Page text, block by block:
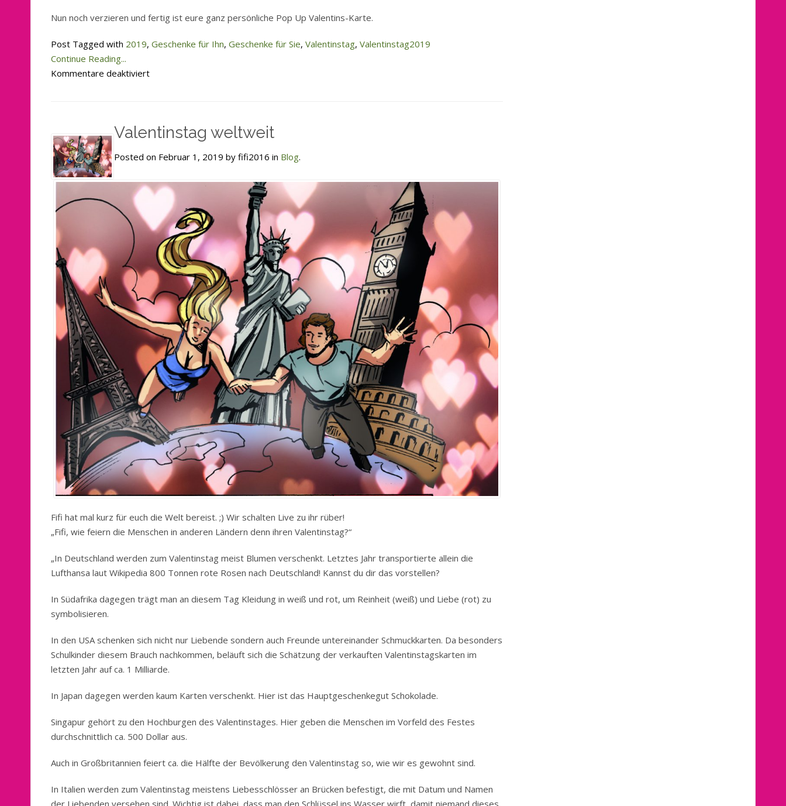
Nun noch verzieren und fertig ist eure ganz persönliche Pop Up Valentins-Karte.
Post Tagged with 2019, Geschenke für Ihn, Geschenke für Sie, Valentinstag, Valentinstag2019
Continue Reading...
Kommentare deaktiviertfür
Pop-
Karte
Valentinstag weltweit
Posted on Februar 1, 2019 by fifi2016 in Blog.
Fifi hat mal kurz für euch die Welt bereist. ;) Wir schalten Live zu ihr rüber!
„Fifi, wie feiern die Menschen in anderen Ländern denn ihren Valentinstag?“
„In Deutschland werden zum Valentinstag meist Blumen verschenkt. Letztes Jahr transportierte allein die
Lufthansa laut Wikipedia 800 Tonnen rote Rosen nach Deutschland! Kannst du dir das vorstellen?
In Südafrika dagegen trägt man an diesem Tag Kleidung in weiß und rot, um Reinheit (weiß) und Liebe (rot) zu
symbolisieren.
In den USA schenken sich nicht nur Liebende sondern auch Freunde untereinander Schmuckkarten. Da besonders
Schulkinder diesem Brauch nachkommen, beläuft sich die Schätzung der verkauften Valentinstagskarten im
letzten Jahr auf ca. 1 Milliarde.
In Japan dagegen werden kaum Karten verschenkt. Hier ist das Hauptgeschenkegut Schokolade.
Singapur gehört zu den Hochburgen des Valentinstages. Hier geben die Menschen im Vorfeld des Festes
durchschnittlich ca. 500 Dollar aus.
Auch in Großbritannien feiert ca. die Hälfte der Bevölkerung den Valentinstag so, wie wir es gewohnt sind.
In Italien werden zum Valentinstag meistens Liebesschlösser an Brücken befestigt, die mit Datum und Namen